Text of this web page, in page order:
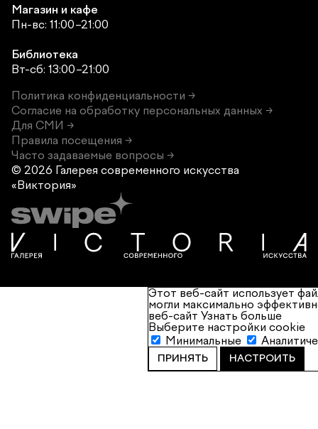
Магазин и кафе
Пн-вс: 11:00–21:00
Библиотека
Вт-сб: 13:00–21:00
Политика конфиденциальности →
Согласие на обработку персональных данных →
Для СМИ →
Правила посещения →
Часто задаваемые вопросы →
© 2026 Галерея современного искусства
«Виктория»
Этот веб-сайт использует
могли максимально
веб-сайт Узнать больше
Выберите настройки cookie
Минимальные
ПРИНЯТЬ НАСТРОИТЬ